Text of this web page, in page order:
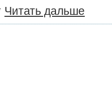
Читать дальше